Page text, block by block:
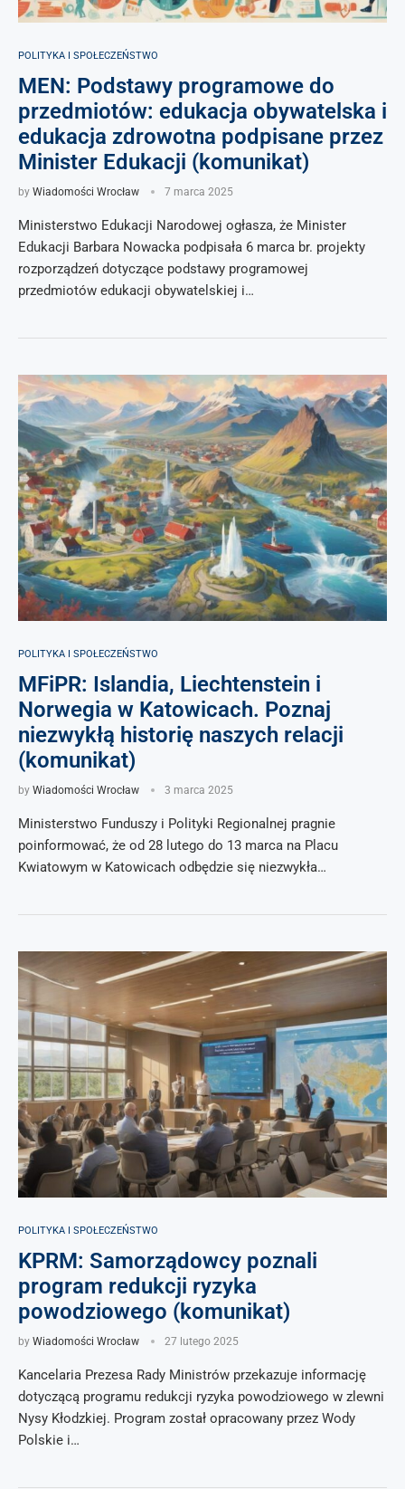
POLITYKA I SPOŁECZEŃSTWO
MEN: Podstawy programowe do
przedmiotów: edukacja obywatelska i
edukacja zdrowotna podpisane przez
Minister Edukacji (komunikat)
by Wiadomości Wrocław 7 marca 2025
Ministerstwo Edukacji Narodowej ogłasza, że Minister
Edukacji Barbara Nowacka podpisała 6 marca br. projekty
rozporządzeń dotyczące podstawy programowej
przedmiotów edukacji obywatelskiej i…
POLITYKA I SPOŁECZEŃSTWO
MFiPR: Islandia, Liechtenstein i
Norwegia w Katowicach. Poznaj
niezwykłą historię naszych relacji
(komunikat)
by Wiadomości Wrocław 3 marca 2025
Ministerstwo Funduszy i Polityki Regionalnej pragnie
poinformować, że od 28 lutego do 13 marca na Placu
Kwiatowym w Katowicach odbędzie się niezwykła…
POLITYKA I SPOŁECZEŃSTWO
KPRM: Samorządowcy poznali
program redukcji ryzyka
powodziowego (komunikat)
by Wiadomości Wrocław 27 lutego 2025
Kancelaria Prezesa Rady Ministrów przekazuje informację
dotyczącą programu redukcji ryzyka powodziowego w zlewni
Nysy Kłodzkiej. Program został opracowany przez Wody
Polskie i…